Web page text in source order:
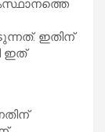
ഇതിന്
ഇത്